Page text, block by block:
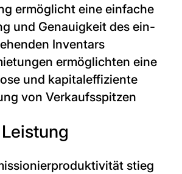
ermöglicht eine einfache
und Genauigkeit des ein-
Inventars
ermöglichten eine
und kapitaleffiziente
von Verkaufsspitzen
stieg